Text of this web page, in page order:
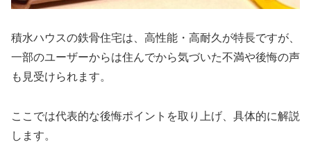
積水ハウスの鉄骨住宅は、高性能・高耐久が特長ですが、
一部のユーザーからは住んでから気づいた不満や後悔の声
も見受けられます。
ここでは代表的な後悔ポイントを取り上げ、具体的に解説
します。